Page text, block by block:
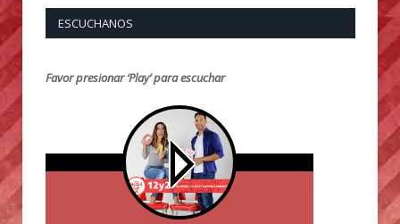
ESCUCHANOS
Favor presionar ‘Play’ para escuchar